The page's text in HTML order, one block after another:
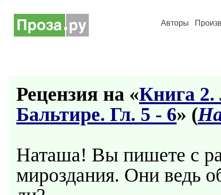
Авторы
Рецензия на «Книга 2.
Бальтире. Гл. 5 - 6» (
Наташа! Вы пишете с
мироздания. Они ведь